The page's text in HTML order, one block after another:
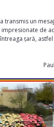
un
de
țară,